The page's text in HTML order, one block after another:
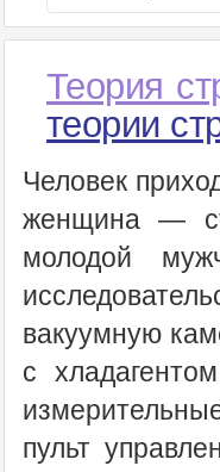
Теория
теории
Человек
женщина —
молодой
вакуумную
с
пульт